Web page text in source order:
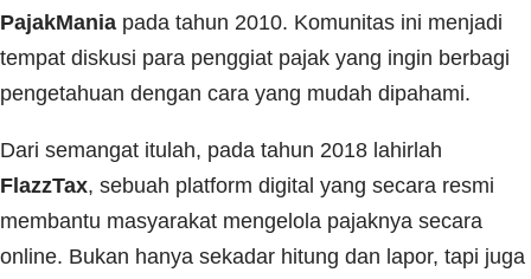
PajakMania pada tahun 2010. Komunitas ini menjadi
tempat diskusi para penggiat pajak yang ingin berbagi
pengetahuan dengan cara yang mudah dipahami.
Dari semangat itulah, pada tahun 2018 lahirlah
FlazzTax, sebuah platform digital yang secara resmi
membantu masyarakat mengelola pajaknya secara
online. Bukan hanya sekadar hitung dan lapor, tapi juga